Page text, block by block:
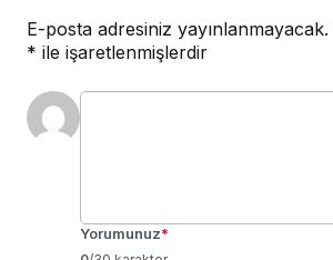
E-posta adresiniz yayınlanmayacak.
* ile işaretlenmişlerdir
Yorumunuz*